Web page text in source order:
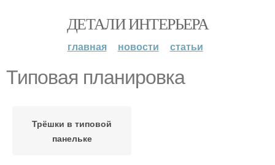
ДЕТАЛИ ИНТЕРЬЕРА
главная новости статьи
Типовая планировка
Трёшки в типовой
панельке